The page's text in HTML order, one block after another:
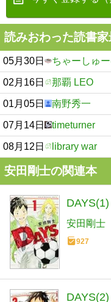
読みおわった読書
05月30日 ちゃーしゅ
02月16日 那覇 LEO
01月05日 南野秀一
07月14日 timeturner
08月12日 library war
安田剛士の関連本
安田剛士
927